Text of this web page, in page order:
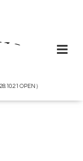
OPEN）